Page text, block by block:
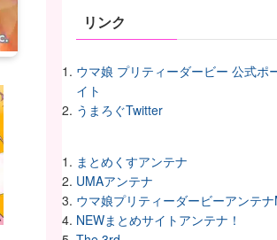
リンク
ウマ娘 プリティーダービー 公式ポ
イト
うまろぐTwitter
まとめくすアンテナ
UMAアンテナ
ウマ娘プリティーダービーアンテ
NEWまとめサイトアンテナ！